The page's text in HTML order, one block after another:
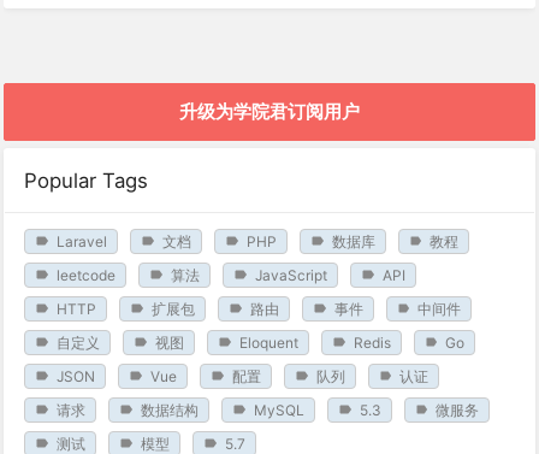
升级为学院君订阅用户
Popular Tags
Laravel 文档 PHP 数据库
教程
leetcode
算法 JavaScript
API
HTTP
扩展包 路由 事件
中间件
自定义
视图 Eloquent Redis
Go
JSON
Vue 配置 队列
认证
请求
数据结构 MySQL 5.3
微服务
测试
模型 5.7